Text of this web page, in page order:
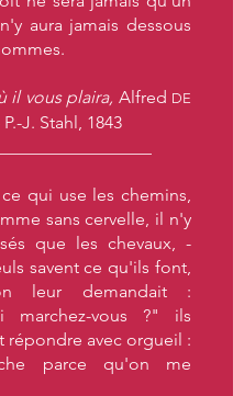
aura jamais dessous
il vous plaira, Alfred DE
J. Stahl, 1843
qui use les chemins,
sans cervelle, il n'y
que les chevaux, -
savent ce qu'ils font,
leur demandait :
marchez-vous ?" ils
répondre avec orgueil :
parce qu'on me